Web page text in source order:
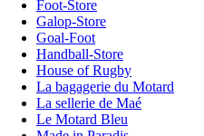
Foot-Store
Galop-Store
Goal-Foot
Handball-Store
House of Rugby
La bagagerie du Motard
La sellerie de Maé
Le Motard Bleu